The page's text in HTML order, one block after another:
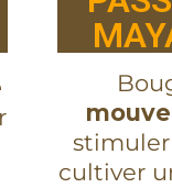
cultiver